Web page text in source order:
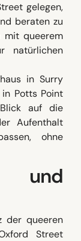
gelegen,
beraten zu
mit queerem
natürlichen
in Surry
Potts Point
auf die
Aufenthalt
ohne
und
der queeren
Street